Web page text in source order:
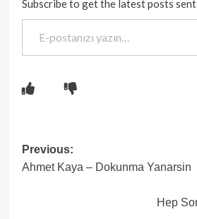
Subscribe to get the latest posts
E-postanızı yazın…
Post
navigation
Previous:
Ahmet Kaya – Dokunma Yanarsin
Hep